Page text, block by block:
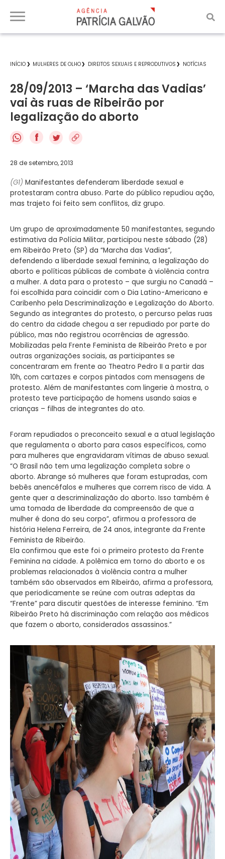
INÍCIO MULHERES DE OLHO DIREITOS SEXUAIS E REPRODUTIVOS NOTÍCIAS
28/09/2013 – ‘Marcha das Vadias’
vai às ruas de Ribeirão por
legalização do aborto
f
28 de setembro, 2013
(G1) Manifestantes defenderam liberdade sexual e
protestaram contra abuso. Parte do público repudiou ação,
mas trajeto foi feito sem conflitos, diz grupo.
Um grupo de aproximadamente 50 manifestantes, segundo
estimativa da Polícia Militar, participou neste sábado (28)
em Ribeirão Preto (SP) da “Marcha das Vadias”,
defendendo a liberdade sexual feminina, a legalização do
aborto e políticas públicas de combate à violência contra
a mulher. A data para o protesto – que surgiu no Canadá –
foi escolhida para coincidir com o Dia Latino-Americano e
Caribenho pela Descriminalização e Legalização do Aborto.
Segundo as integrantes do protesto, o percurso pelas ruas
do centro da cidade chegou a ser repudiado por parte do
público, mas não registrou ocorrências de agressão.
Mobilizadas pela Frente Feminista de Ribeirão Preto e por
outras organizações sociais, as participantes se
concentraram em frente ao Theatro Pedro II a partir das
10h, com cartazes e corpos pintados com mensagens de
protesto. Além de manifestantes com lingerie à mostra, o
protesto teve participação de homens usando saias e
crianças – filhas de integrantes do ato.
Foram repudiados o preconceito sexual e a atual legislação
que regulamenta o aborto para casos específicos, como
para mulheres que engravidaram vítimas de abuso sexual.
“O Brasil não tem uma legalização completa sobre o
aborto. Abrange só mulheres que foram estupradas, com
bebês anencéfalos e mulheres que correm risco de vida. A
gente quer a descriminalização do aborto. Isso também é
uma tomada de liberdade da compreensão de que a
mulher é dona do seu corpo”, afirmou a professora de
história Helena Ferreira, de 24 anos, integrante da Frente
Feminista de Ribeirão.
Ela confirmou que este foi o primeiro protesto da Frente
Feminina na cidade. A polêmica em torno do aborto e os
problemas relacionados à violência contra a mulher
também são observados em Ribeirão, afirma a professora,
que periodicamente se reúne com outras adeptas da
“Frente” para discutir questões de interesse feminino. “Em
Ribeirão Preto há discriminação com relação aos médicos
que fazem o aborto, considerados assassinos.”